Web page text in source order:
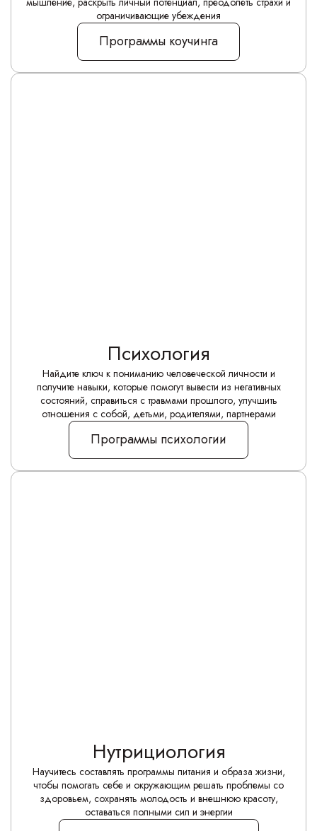
ограничивающие убеждения
Программы коучинга
Психология
Найдите ключ к пониманию человеческой личности и
получите навыки, которые помогут вывести из негативных
состояний, справиться с травмами прошлого, улучшить
отношения с собой, детьми, родителями, партнерами
Программы психологии
Нутрициология
Научитесь составлять программы питания и образа жизни,
чтобы помогать себе и окружающим решать проблемы со
здоровьем, сохранять молодость и внешнюю красоту,
оставаться полными сил и энергии